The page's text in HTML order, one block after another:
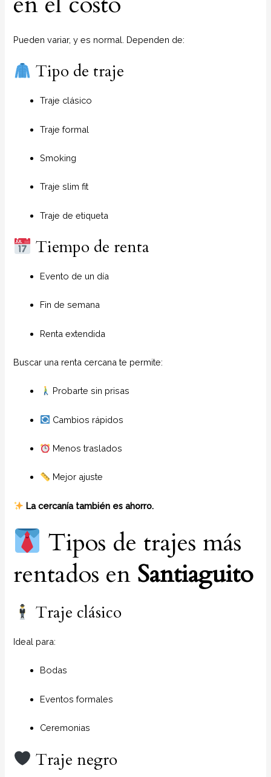
Pueden variar, y es normal. Dependen de:
Tipo de traje
Traje clásico
Traje formal
Smoking
Traje slim fit
Traje de etiqueta
Tiempo de renta
Evento de un día
Fin de semana
Renta extendida
Buscar una renta cercana te permite:
Probarte sin prisas
Cambios rápidos
Menos traslados
Mejor ajuste
La cercanía también es ahorro.
Tipos de trajes más
rentados en Santiaguito
Traje clásico
Ideal para:
Bodas
Eventos formales
Ceremonias
Traje negro